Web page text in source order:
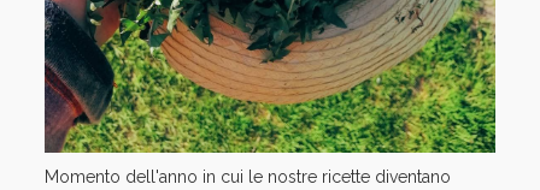
Momento dell'anno in cui le nostre ricette diventano